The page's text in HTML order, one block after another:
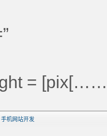
=
手机网站开发